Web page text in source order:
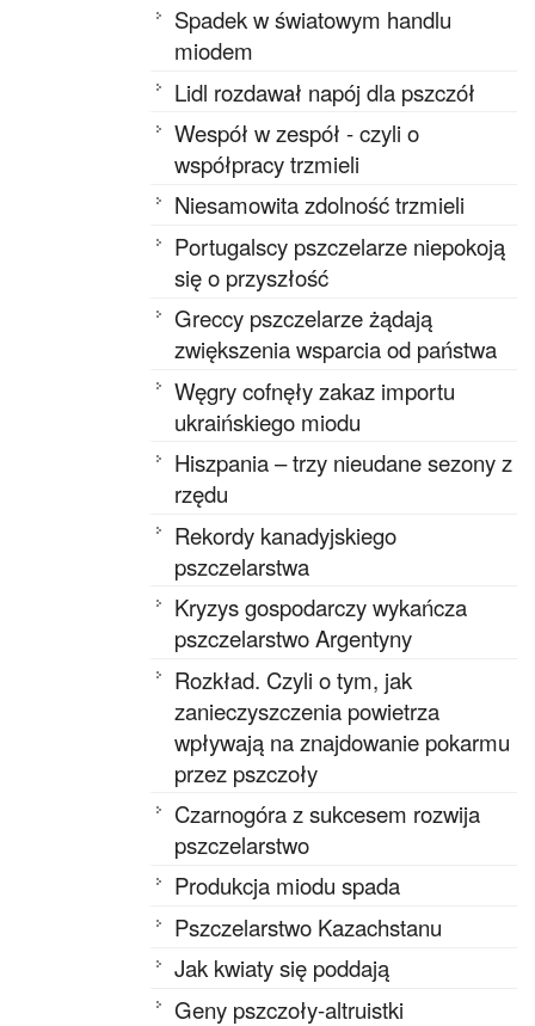
Spadek w światowym handlu
miodem
Lidl rozdawał napój dla pszczół
Wespół w zespół - czyli o
współpracy trzmieli
Niesamowita zdolność trzmieli
Portugalscy pszczelarze niepokoją
się o przyszłość
Greccy pszczelarze żądają
zwiększenia wsparcia od państwa
Węgry cofnęły zakaz importu
ukraińskiego miodu
Hiszpania – trzy nieudane sezony z
rzędu
Rekordy kanadyjskiego
pszczelarstwa
Kryzys gospodarczy wykańcza
pszczelarstwo Argentyny
Rozkład. Czyli o tym, jak
zanieczyszczenia powietrza
wpływają na znajdowanie pokarmu
przez pszczoły
Czarnogóra z sukcesem rozwija
pszczelarstwo
Produkcja miodu spada
Pszczelarstwo Kazachstanu
Jak kwiaty się poddają
Geny pszczoły-altruistki